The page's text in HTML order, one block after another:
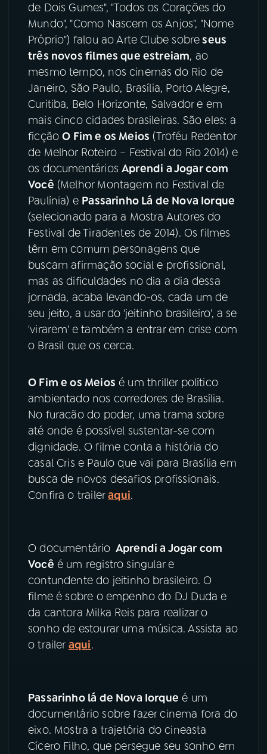
05 PODCASTS
06VIDEOCASTS
ÚLTIMAS
08PRÊMIO RÁDIO MEC
ACOMPANHE A RÁDIO MEC
YouTube Facebook
Instagram X
TikTok
de Dois Gumes", "Todos os Corações do
Mundo", "Como Nascem os Anjos", "Nome
Próprio") falou ao Arte Clube sobreseus
três novos filmes que estreiam, ao
mesmo tempo, nos cinemas do Rio de
Janeiro, São Paulo, Brasília, Porto Alegre,
Curitiba, Belo Horizonte, Salvador e em
mais cinco cidades brasileiras. São eles: a
ficçãoO Fim e os Meios (Troféu Redentor
de Melhor Roteiro – Festival do Rio 2014) e
os documentáriosAprendi a Jogar com
Você (Melhor Montagem no Festival de
Paulínia) e Passarinho Lá de Nova Iorque
(selecionado para a Mostra Autores do
Festival de Tiradentes de 2014). Os filmes
têm em comum personagens que
buscam afirmação social e profissional,
mas as dificuldades no dia a dia dessa
jornada, acaba levando-os, cada um de
seu jeito, a usar do 'jeitinho brasileiro', a se
'virarem' e também a entrar em crise com
o Brasil que os cerca.
O Fim e os Meios é um thriller político
ambientado nos corredores de Brasília.
No furacão do poder, uma trama sobre
até onde é possível sustentar-se com
dignidade. O filme conta a história do
casal Cris e Paulo que vai para Brasília em
busca de novos desafios profissionais.
Confira o traileraqui.
O documentário Aprendi a Jogar com
Você é um registro singular e
contundente do jeitinho brasileiro. O
filme é sobre o empenho do DJ Duda e
da cantora Milka Reis para realizar o
sonho de estourar uma música. Assista ao
o trailer aqui.
Passarinho lá de Nova Iorque é um
documentário sobre fazer cinema fora do
eixo. Mostra a trajetória do cineasta
Cícero Filho, que persegue seu sonho em